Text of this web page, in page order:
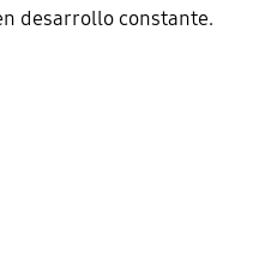
desarrollo constante.